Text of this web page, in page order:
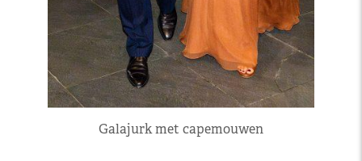
Galajurk met capemouwen